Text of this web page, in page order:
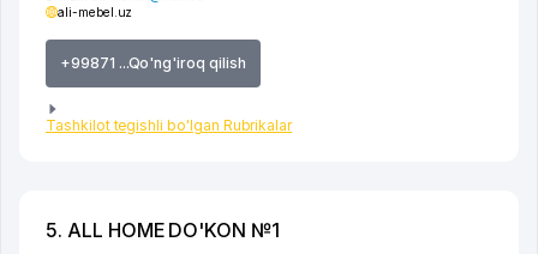
ali-mebel.uz
+99871 ...Qo'ng'iroq qilish
Tashkilot tegishli bo'lgan Rubrikalar
5. ALL HOME DO'KON №1